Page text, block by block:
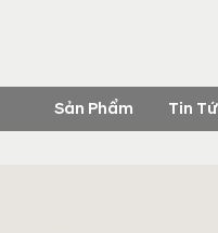
Sản Phẩm Tin